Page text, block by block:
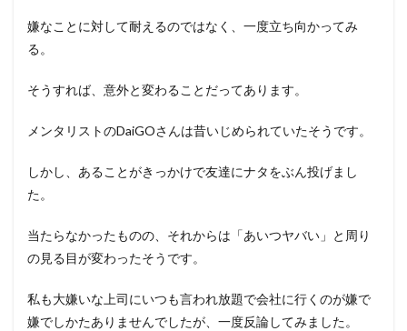
嫌なことに対して耐えるのではなく、一度立ち向かってみ
る。
そうすれば、意外と変わることだってあります。
メンタリストのDaiGOさんは昔いじめられていたそうです。
しかし、あることがきっかけで友達にナタをぶん投げまし
た。
当たらなかったものの、それからは「あいつヤバい」と周り
の見る目が変わったそうです。
私も大嫌いな上司にいつも言われ放題で会社に行くのが嫌で
嫌でしかたありませんでしたが、一度反論してみました。